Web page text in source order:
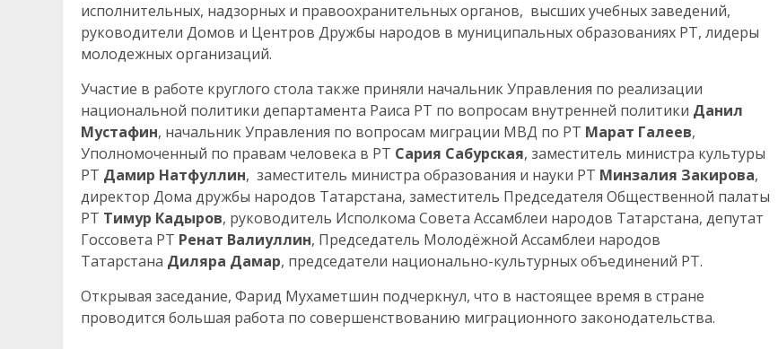
исполнительных, надзорных и правоохранительных органов, высших учебных заведений,
руководители Домов и Центров Дружбы народов в муниципальных образованиях РТ, лидеры
молодежных организаций.
Участие в работе круглого стола также приняли начальник Управления по реализации
национальной политики департамента Раиса РТ по вопросам внутренней политики Данил
Мустафин, начальник Управления по вопросам миграции МВД по РТ Марат Галеев,
Уполномоченный по правам человека в РТ Сария Сабурская, заместитель министра культуры
РТ Дамир Натфуллин, заместитель министра образования и науки РТ Минзалия Закирова,
директор Дома дружбы народов Татарстана, заместитель Председателя Общественной палаты
РТ Тимур Кадыров, руководитель Исполкома Совета Ассамблеи народов Татарстана, депутат
Госсовета РТ Ренат Валиуллин, Председатель Молодёжной Ассамблеи народов
Татарстана Диляра Дамар, председатели национально-культурных объединений РТ.
Открывая заседание, Фарид Мухаметшин подчеркнул, что в настоящее время в стране
проводится большая работа по совершенствованию миграционного законодательства.